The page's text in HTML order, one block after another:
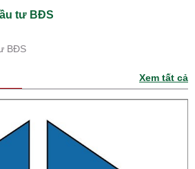
tư BĐS
BĐS
Xem tất cả